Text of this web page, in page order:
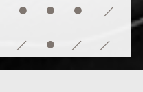
● ● ● /
/ ● / /